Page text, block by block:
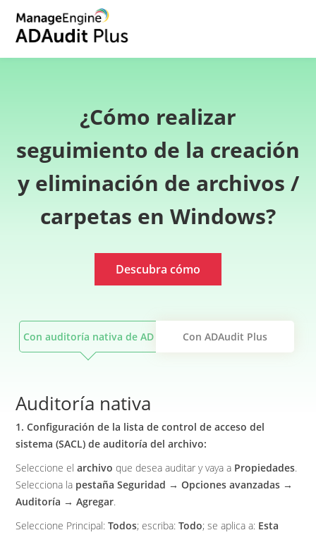
¿Cómo realizar
seguimiento de la creación
y eliminación de archivos /
carpetas en Windows?
Descubra cómo
Con auditoría nativa de AD Con ADAudit Plus
Auditoría nativa
1. Configuración de la lista de control de acceso del
sistema (SACL) de auditoría del archivo:
Seleccione elarchivo que desea auditar y vaya a Propiedades.
Selecciona la pestaña Seguridad → Opciones avanzadas →
Auditoría → Agregar.
Seleccione Principal:Todos; escriba:Todo; se aplica a: Esta